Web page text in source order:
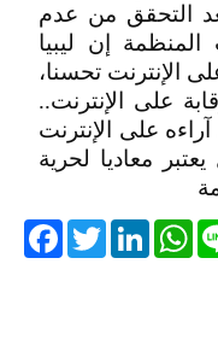
التحقق من عدم
إن ليبيا
الإنترنت تحسنا،
على الإنترنت..
على الإنترنت
معاديا لحرية
TwitterLinkedIn
WhatsApp